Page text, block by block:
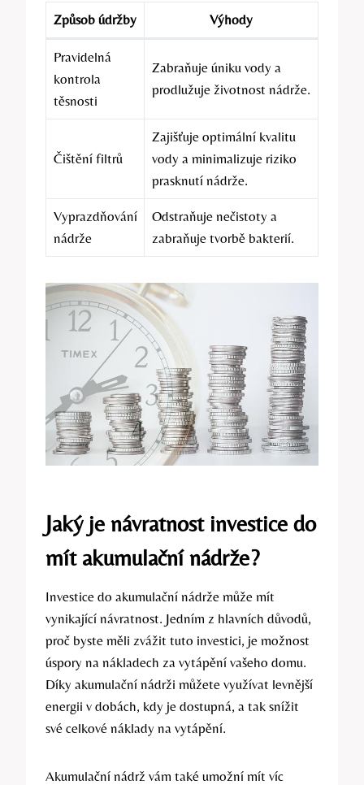
Způsob údržby Výhody
Pravidelná
kontrola
těsnosti
Zabraňuje úniku vody a
prodlužuje životnost nádrže.
Čištění filtrů
Zajišťuje optimální kvalitu
vody a minimalizuje riziko
prasknutí nádrže.
Vyprazdňování
nádrže
Odstraňuje nečistoty a
zabraňuje tvorbě bakterií.
Jaký je návratnost investice do
mít akumulační nádrže?
Investice do akumulační nádrže může mít
vynikající návratnost. Jedním z hlavních důvodů,
proč byste měli zvážit tuto investici, je možnost
úspory na nákladech za vytápění vašeho domu.
Díky akumulační nádrži můžete využívat levnější
energii v dobách, kdy je dostupná, a tak snížit
své celkové náklady na vytápění.
Akumulační nádrž vám také umožní mít víc